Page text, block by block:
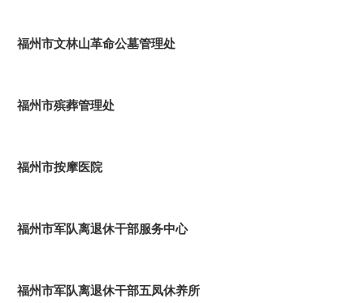
福州市文林山革命公墓管理处
福州市殡葬管理处
福州市按摩医院
福州市军队离退休干部服务中心
福州市军队离退休干部五凤休养所